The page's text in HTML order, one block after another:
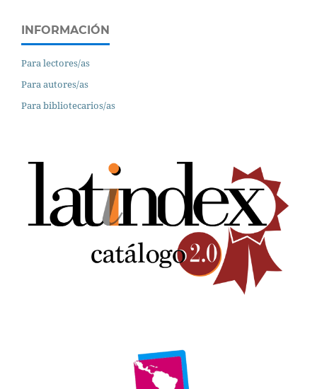
INFORMACIÓN
Para lectores/as
Para autores/as
Para bibliotecarios/as